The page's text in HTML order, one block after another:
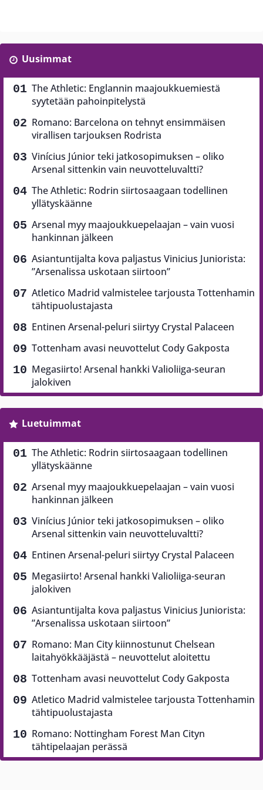
Uusimmat
The Athletic: Englannin maajoukkuemiestä
syytetään pahoinpitelystä
Romano: Barcelona on tehnyt ensimmäisen
virallisen tarjouksen Rodrista
Vinícius Júnior teki jatkosopimuksen – oliko
Arsenal sittenkin vain neuvotteluvaltti?
The Athletic: Rodrin siirtosaagaan todellinen
yllätyskäänne
Arsenal myy maajoukkuepelaajan – vain vuosi
hankinnan jälkeen
Asiantuntijalta kova paljastus Vinicius Juniorista:
”Arsenalissa uskotaan siirtoon”
Atletico Madrid valmistelee tarjousta Tottenhamin
tähtipuolustajasta
Entinen Arsenal-peluri siirtyy Crystal Palaceen
Tottenham avasi neuvottelut Cody Gakposta
Megasiirto! Arsenal hankki Valioliiga-seuran
jalokiven
Luetuimmat
The Athletic: Rodrin siirtosaagaan todellinen
yllätyskäänne
Arsenal myy maajoukkuepelaajan – vain vuosi
hankinnan jälkeen
Vinícius Júnior teki jatkosopimuksen – oliko
Arsenal sittenkin vain neuvotteluvaltti?
Entinen Arsenal-peluri siirtyy Crystal Palaceen
Megasiirto! Arsenal hankki Valioliiga-seuran
jalokiven
Asiantuntijalta kova paljastus Vinicius Juniorista:
”Arsenalissa uskotaan siirtoon”
Romano: Man City kiinnostunut Chelsean
laitahyökkääjästä – neuvottelut aloitettu
Tottenham avasi neuvottelut Cody Gakposta
Atletico Madrid valmistelee tarjousta Tottenhamin
tähtipuolustajasta
Romano: Nottingham Forest Man Cityn
tähtipelaajan perässä